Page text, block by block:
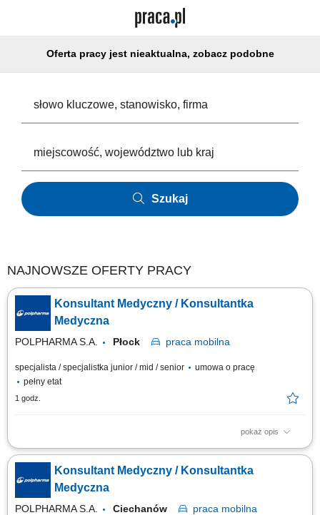
Oferta pracy jest nieaktualna, zobacz podobne
Szukaj
NAJNOWSZE OFERTY PRACY
Konsultant Medyczny / Konsultantka
Medyczna
POLPHARMA S.A. Płock praca mobilna
specjalista / specjalistka junior / mid / senior
umowa o pracę
pełny etat
1 godz.
pokaż opis
Na tym stanowisku będziesz zajmował/a się promocją kluczowych
produktów z naszego portfolio do lekarzy, oraz reprezentowaniem Grupy
Polpharma na powierzonym terenie (Płock, Ciechanów, Kutno, Płońsk,
Żychlin, Gostynin) a także podczas wydarzeń naukowych, dbając o
profesjonalny wizerunek...
Konsultant Medyczny / Konsultantka
Medyczna
POLPHARMA S.A. Ciechanów praca mobilna